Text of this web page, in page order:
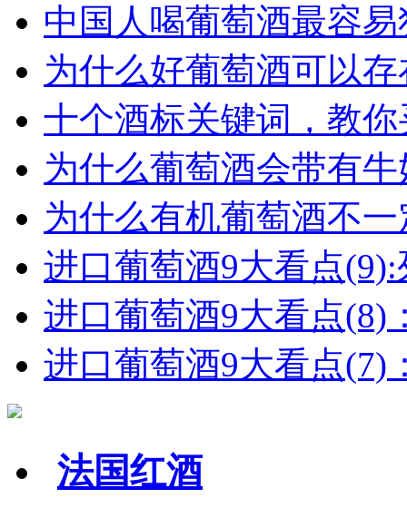
中国人喝葡萄酒最容
为什么好葡萄酒可以
十个酒标关键词，教
为什么葡萄酒会带有
为什么有机葡萄酒不
进口葡萄酒9大看点(9):
进口葡萄酒9大看点(8)
进口葡萄酒9大看点(7)
法国红酒